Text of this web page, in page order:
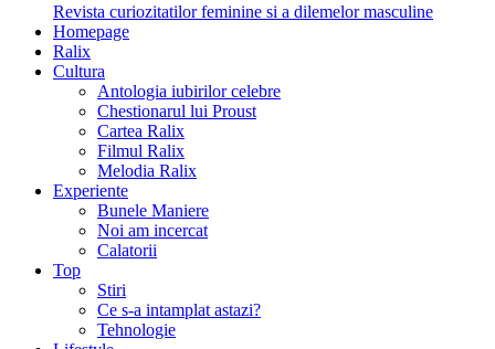
Revista curiozitatilor feminine si a dilemelor masculine
Homepage
Ralix
Cultura
Antologia iubirilor celebre
Chestionarul lui Proust
Cartea Ralix
Filmul Ralix
Melodia Ralix
Experiente
Bunele Maniere
Noi am incercat
Calatorii
Top
Stiri
Ce s-a intamplat astazi?
Tehnologie